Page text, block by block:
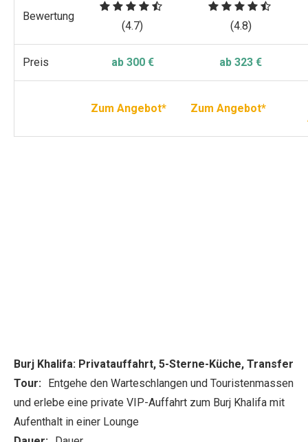
Bewertung
(4.7) (4.8)
Preis ab 300 € ab 323 €
Zum Angebot* Zum Angebot*
Burj Khalifa: Privatauffahrt, 5-Sterne-Küche, Transfer
Tour:
Entgehe den Warteschlangen und Touristenmassen
und erlebe eine private VIP-Auffahrt zum Burj Khalifa mit
Aufenthalt in einer Lounge